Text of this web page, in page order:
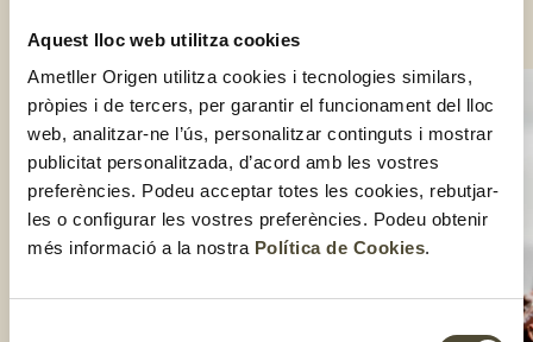
Aquest lloc web utilitza cookies
Ametller Origen utilitza cookies i tecnologies similars,
pròpies i de tercers, per garantir el funcionament del lloc
web, analitzar-ne l’ús, personalitzar continguts i mostrar
publicitat personalitzada, d’acord amb les vostres
preferències. Podeu acceptar totes les cookies, rebutjar-
les o configurar les vostres preferències. Podeu obtenir
més informació a la nostra Política de Cookies.
Compartir: